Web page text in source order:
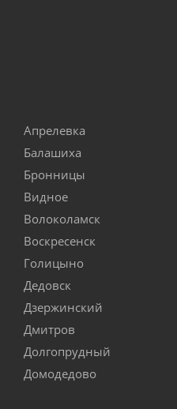
Апрелевка
Балашиха
Бронницы
Видное
Волоколамск
Воскресенск
Голицыно
Дедовск
Дзержинский
Дмитров
Долгопрудный
Домодедово